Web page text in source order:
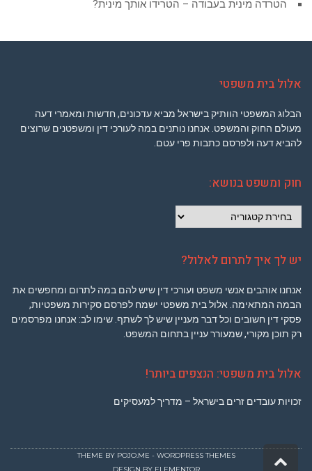
הבלוג המשפטי הוותיק בישראל מביא עדכונים, חדשות ומאמרי דעה
מעולם החוק והמשפט. אנחנו נותנים במה לעורכי דין ומשפטנים שרוצים
חוק ומשפט בנושא:
חוק
יש לך איך לתרום לאלול?
אנחנו אוהבים אנשי משפט ועורכי דין שיש להם במה לתרום ומחפשים את
הבמה המתאימה. אלול בית משפטי ישמח לפרסם סקירות משפטיות,
פסקי דין חשובים וכל דבר מעניין שיש לך לשתף. שימו לב: אנחנו מפרסמים
THEME BYPOJO.ME- WORDPRESS THEMES